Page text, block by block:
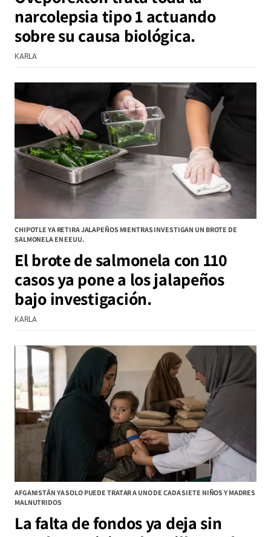
narcolepsia tipo 1 actuando
sobre su causa biológica.
KARLA
CHIPOTLE YA RETIRA JALAPEÑOS MIENTRAS INVESTIGAN UN BROTE DE
SALMONELA EN EEUU.
El brote de salmonela con 110
casos ya pone a los jalapeños
bajo investigación.
KARLA
AFGANISTÁN YA SOLO PUEDE TRATAR A UNO DE CADA SIETE NIÑOS Y MADRES
MALNUTRIDOS
La falta de fondos ya deja sin